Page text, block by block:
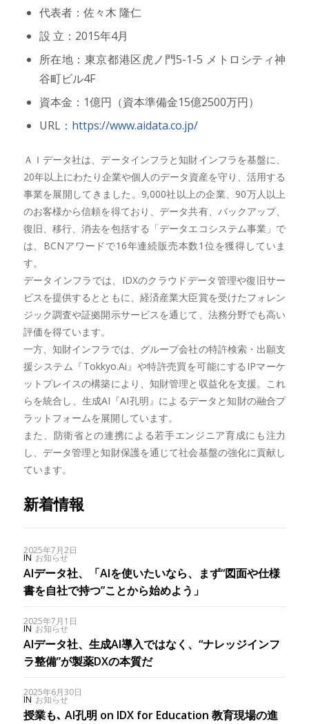
代表者：佐々木 隆仁
設 立：2015年4月
所在地：東京都港区虎ノ門5-1-5 メトロシティ神
谷町ビル4F
資本金：1億円（資本準備金15億2500万円）
URL： https://www.aidata.co.jp/
ＡＩデータ社は、データインフラと知財インフラを基盤に、
20年以上にわたり企業や個人のデータ資産を守り、活用する
事業を展開してきました。9,000社以上の企業、90万人以上
のお客様から信頼を得ており、データ共有、バックアップ、
復旧、移行、消去を包括する「データエコシステム事業」で
は、BCNアワードで16年連続販売本数1位を獲得していま
す。
データインフラでは、IDXのクラウドデータ管理や復旧サー
ビスを提供するとともに、経済産業大臣賞を受けたフォレン
ジック調査や証拠開示サービスを通じて、法務分野でも高い
評価を得ています。
一方、知財インフラでは、グループ会社の特許検索・出願支
援システム『Tokkyo.Ai』や特許売買を可能にするIPマーケ
ットプレイスの構築により、知財管理と収益化を支援。これ
らを統合し、生成AI『AI孔明』によるデータと知財の融合プ
ラットフォームを展開しています。
また、防衛省との連携による若手エンジニア育成にも注力
し、データ管理と知財保護を通じて社会基盤の強化に貢献し
ています。
新着情報
2025年7月2日
IN お知らせ
AIデータ社、「AIを使いたいなら、まず“図面や仕様
書を自社で持つ”ことから始めよう」
2025年7月1日
IN お知らせ
AIデータ社、生成AI導入ではなく、“ナレッジインフ
ラ整備”が製薬DXの本質だ
2025年6月30日
IN お知らせ
授業も､ AI孔明 on IDX for Education 教育現場の進